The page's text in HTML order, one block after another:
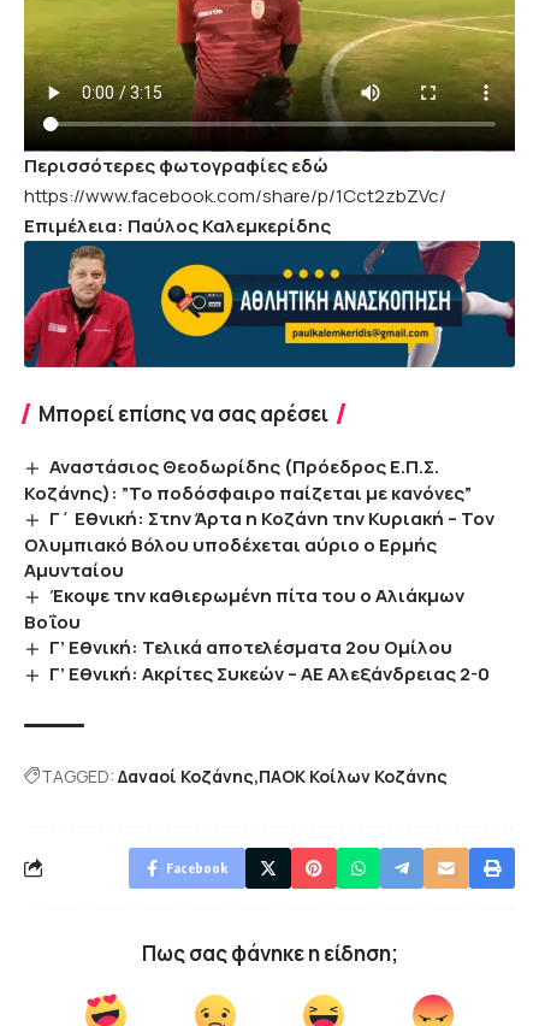
Περισσότερες φωτογραφίες εδώ
https://www.facebook.com/share/p/1Cct2zbZVc/
Επιμέλεια: Παύλος Καλεμκερίδης
Μπορεί επίσης να σας αρέσει
Αναστάσιος Θεοδωρίδης (Πρόεδρος Ε.Π.Σ.
Κοζάνης): ”Το ποδόσφαιρο παίζεται με κανόνες”
Γ΄ Εθνική: Στην Άρτα η Κοζάνη την Κυριακή – Τον
Ολυμπιακό Βόλου υποδέχεται αύριο ο Ερμής
Αμυνταίου
Έκοψε την καθιερωμένη πίτα του ο Αλιάκμων
Βοΐου
Γ’ Εθνική: Τελικά αποτελέσματα 2ου Ομίλου
Γ’ Εθνική: Ακρίτες Συκεών – ΑΕ Αλεξάνδρειας 2-0
TAGGED: Δαναοί Κοζάνης ΠΑΟΚ Κοίλων Κοζάνης
Facebook
Πως σας φάνηκε η είδηση;